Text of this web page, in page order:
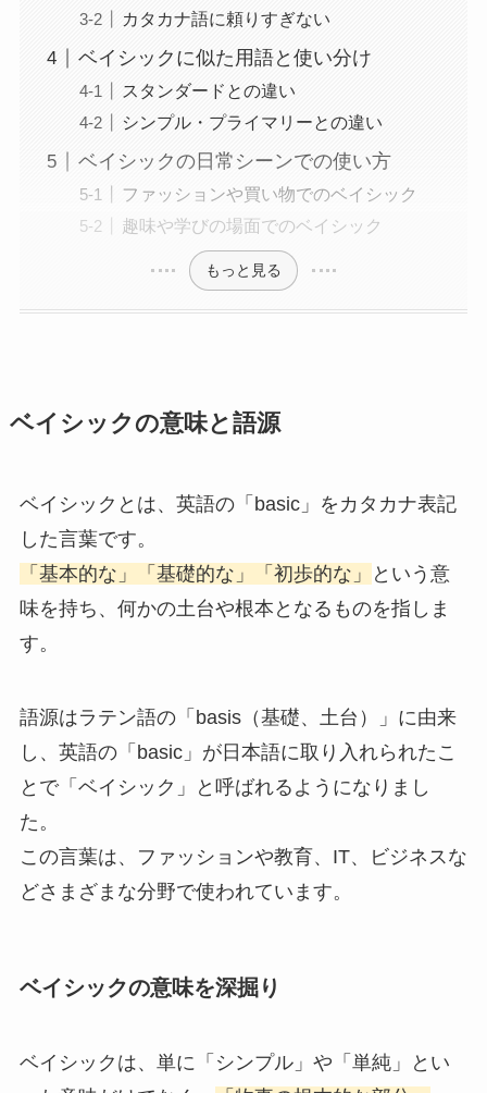
カタカナ語に頼りすぎない
ベイシックに似た用語と使い分け
スタンダードとの違い
シンプル・プライマリーとの違い
ベイシックの日常シーンでの使い方
ファッションや買い物でのベイシック
趣味や学びの場面でのベイシック
もっと見る
ベイシックの意味と語源
ベイシックとは、英語の「basic」をカタカナ表記
した言葉です。
「基本的な」「基礎的な」「初歩的な」
という意
味を持ち、何かの土台や根本となるものを指しま
す。
語源はラテン語の「basis（基礎、土台）」に由来
し、英語の「basic」が日本語に取り入れられたこ
とで「ベイシック」と呼ばれるようになりまし
た。
この言葉は、ファッションや教育、IT、ビジネスな
どさまざまな分野で使われています。
ベイシックの意味を深掘り
ベイシックは、単に「シンプル」や「単純」とい